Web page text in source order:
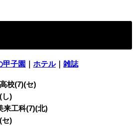
甲子園 ｜ホテル｜雑誌
校(7)(セ)
し)
来工科(7)(北)
セ)